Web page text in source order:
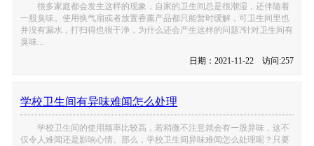
很多家庭都会发生这样的现象，自家的卫生间总是很潮湿，还伴随着
一股臭味。使用换气扇或者放置香薰产品都只能暂时缓解，可卫生间里也
并没有漏水，打扫得也很干净，为什么还会产生这样的问题?针对卫生间有
臭味...
日期：2021-11-22 访问:257
学校卫生间有异味难闻怎么处理
学校卫生间的使用频率比较高，若稍微不注意就会有一股异味，这不
仅令人难闻还是影响心情。那么，学校卫生间异味难闻怎么处理呢？只要